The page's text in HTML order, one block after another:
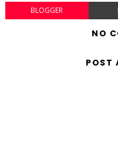
BLOGGER
NO
POST